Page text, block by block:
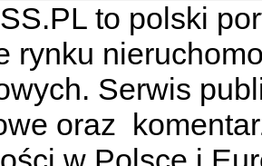
to polski
rynku
Serwis
oraz